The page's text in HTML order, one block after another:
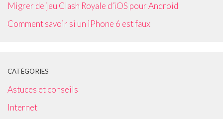
Migrer de jeu Clash Royale d’iOS pour Android
Comment savoir si un iPhone 6 est faux
CATÉGORIES
Astuces et conseils
Internet